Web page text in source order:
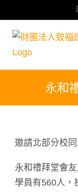
to
content
永和
邀請北部分校
永和禮拜堂會
學員有560人，